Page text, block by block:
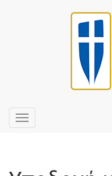
Toggle
navigation